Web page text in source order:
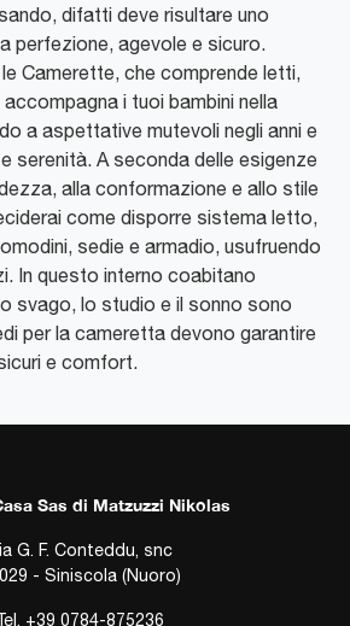
difatti deve risultare uno
perfezione, agevole e sicuro.
Camerette, che comprende letti,
i tuoi bambini nella
a aspettative mutevoli negli anni e
serenità. A seconda delle esigenze
alla conformazione e allo stile
come disporre sistema letto,
sedie e armadio, usufruendo
In questo interno coabitano
svago, lo studio e il sonno sono
per la cameretta devono garantire
e comfort.
Sas di Matzuzzi Nikolas
G. F. Conteddu, snc
- Siniscola (Nuoro)
+39 0784-875236